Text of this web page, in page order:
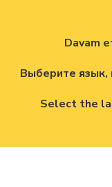
Davam
Выберите язык,
Select the